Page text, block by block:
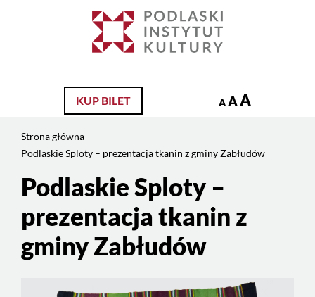
gminy
Zabłudów
KUP BILET A AA
Strona główna
Podlaskie Sploty – prezentacja tkanin z gminy Zabłudów
Treść
stronyPodlaskie Sploty –
prezentacja tkanin z
gminy Zabłudów